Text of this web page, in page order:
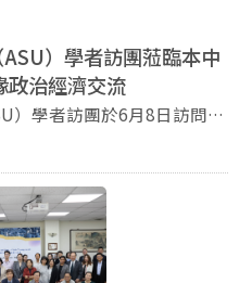
寬制度下的法檢關係變化。
議」，逐漸介入傳統由法院
量刑建議採納率相當高，部
」的觀察，關注審判獨立是
自相近的法學教育背景，形
共同體」。在實務運作中，
衡；當量刑建議過度強勢
整，重新拉回制度互動空
域情勢的變化評估（國際
▍活動資訊 時間
地點｜政大公企中
心、亞太政策研究協會、中
事務與政策協會 ▍指導
參加。
）學者訪團蒞臨本中
政治經濟交流
）學者訪團於6月8日訪問本
陳至潔副主任、林義鈞副主
中國研究、半導體產業與經
未來雙邊學者互訪與跨國學
論。